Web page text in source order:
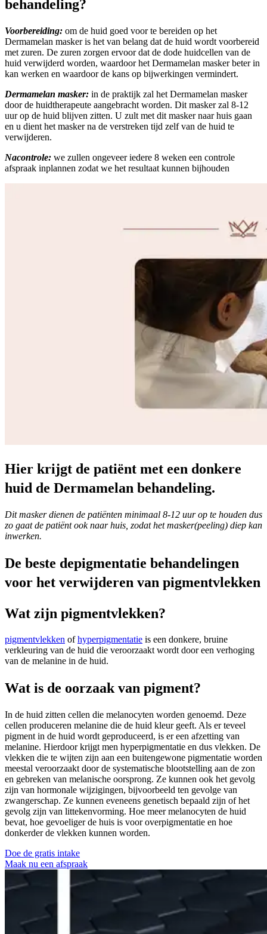
behandeling?
Voorbereiding: om de huid goed voor te bereiden op het
Dermamelan masker is het van belang dat de huid wordt voorbereid
met zuren. De zuren zorgen ervoor dat de dode huidcellen van de
huid verwijderd worden, waardoor het Dermamelan masker beter in
kan werken en waardoor de kans op bijwerkingen vermindert.
Dermamelan masker: in de praktijk zal het Dermamelan masker
door de huidtherapeute aangebracht worden. Dit masker zal 8-12
uur op de huid blijven zitten. U zult met dit masker naar huis gaan
en u dient het masker na de verstreken tijd zelf van de huid te
verwijderen.
Nacontrole: we zullen ongeveer iedere 8 weken een controle
afspraak inplannen zodat we het resultaat kunnen bijhouden
Hier krijgt de patiënt met een donkere
huid de Dermamelan behandeling.
Dit masker dienen de patiënten minimaal 8-12 uur op te houden dus
zo gaat de patiënt ook naar huis, zodat het masker(peeling) diep kan
inwerken.
De beste depigmentatie behandelingen
voor het verwijderen van pigmentvlekken
Wat zijn pigmentvlekken?
pigmentvlekken ofhyperpigmentatie is een donkere, bruine
verkleuring van de huid die veroorzaakt wordt door een verhoging
van de melanine in de huid.
Wat is de oorzaak van pigment?
In de huid zitten cellen die melanocyten worden genoemd. Deze
cellen produceren melanine die de huid kleur geeft. Als er teveel
pigment in de huid wordt geproduceerd, is er een afzetting van
melanine. Hierdoor krijgt men hyperpigmentatie en dus vlekken. De
vlekken die te wijten zijn aan een buitengewone pigmentatie worden
meestal veroorzaakt door de systematische blootstelling aan de zon
en gebreken van melanische oorsprong. Ze kunnen ook het gevolg
zijn van hormonale wijzigingen, bijvoorbeeld ten gevolge van
zwangerschap. Ze kunnen eveneens genetisch bepaald zijn of het
gevolg zijn van littekenvorming. Hoe meer melanocyten de huid
bevat, hoe gevoeliger de huis is voor overpigmentatie en hoe
donkerder de vlekken kunnen worden.
Doe de gratis intake
Maak nu een afspraak